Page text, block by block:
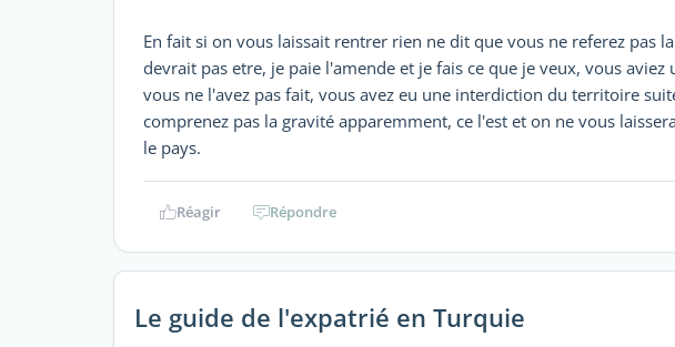
En fait si on vous laissait rentrer rien ne dit que vous ne referez pas
devrait pas etre, je paie l'amende et je fais ce que je veux, vous aviez
vous ne l'avez pas fait, vous avez eu une interdiction du territoire
comprenez pas la gravité apparemment, ce l'est et on ne vous
le pays.
Réagir Répondre
Le guide de l'expatrié en Turquie